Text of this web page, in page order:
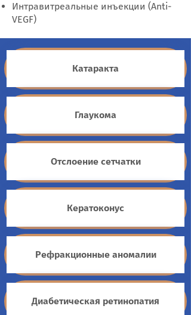
Интравитреальные инъекции (Anti-
VEGF)
Катаракта
Глаукома
Отслоение сетчатки
Кератоконус
Рефракционные аномалии
Диабетическая ретинопатия